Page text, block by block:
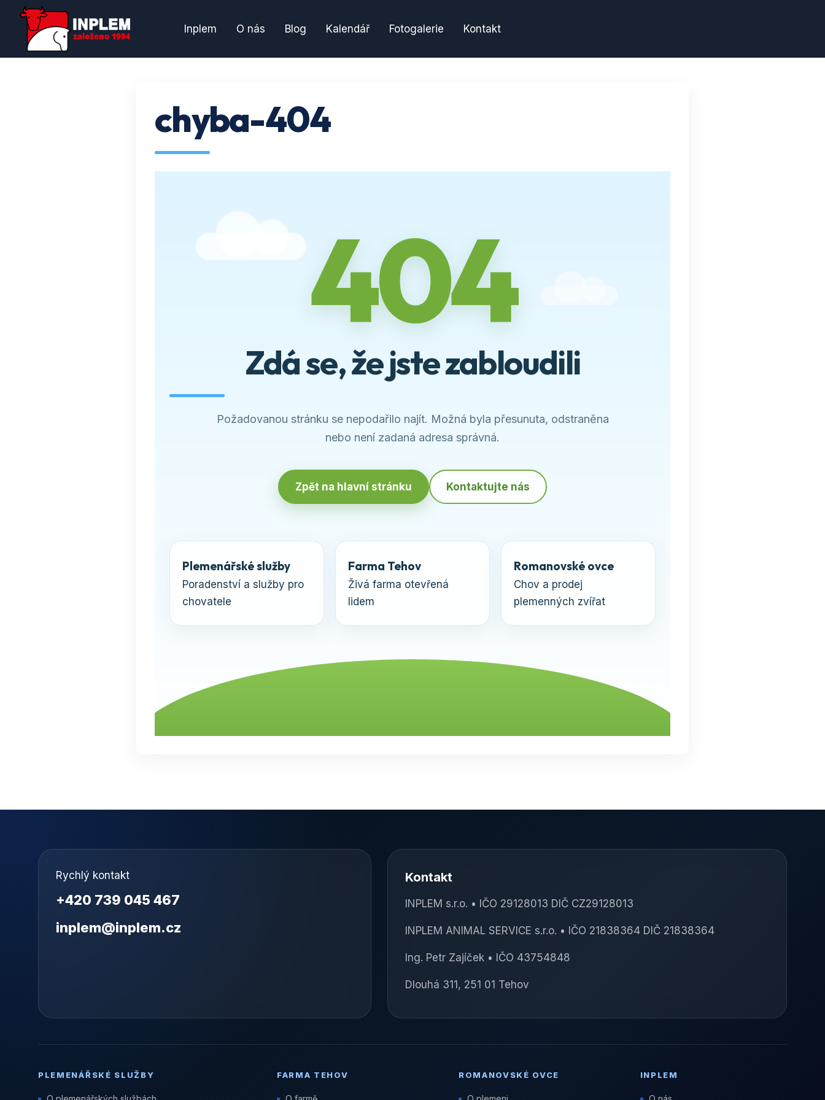
Inplem O nás Blog Kalendář Fotogalerie Kontakt
chyba-404
404
Zdá se, že jste zabloudili
Požadovanou stránku se nepodařilo najít. Možná byla přesunuta, odstraněna
nebo není zadaná adresa správná.
Zpět na hlavní stránku Kontaktujte nás
Plemenářské služby
Poradenství a služby pro
chovatele
Farma Tehov
Živá farma otevřená
lidem
Romanovské ovce
Chov a prodej
plemenných zvířat
Rychlý kontakt
+420 739 045 467
inplem@inplem.cz
Kontakt
INPLEM s.r.o. • IČO 29128013 DIČ CZ29128013
INPLEM ANIMAL SERVICE s.r.o. • IČO 21838364 DIČ 21838364
Ing. Petr Zajíček • IČO 43754848
Dlouhá 311, 251 01 Tehov
PLEMENÁŘSKÉ SLUŽBY FARMA TEHOV ROMANOVSKÉ OVCE INPLEM